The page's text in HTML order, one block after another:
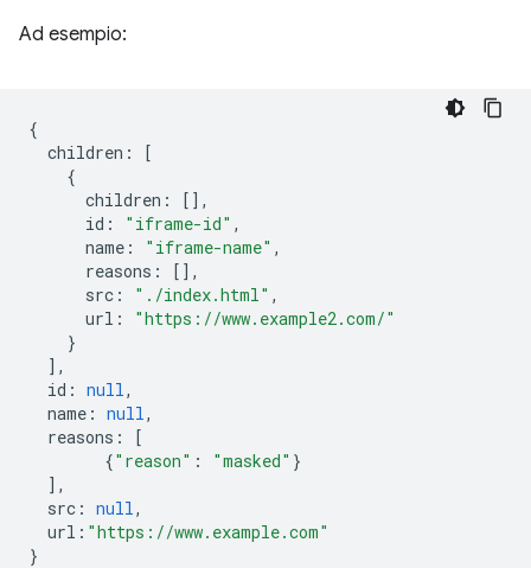
Ad esempio:
{
children :
[
{
children :
[],
id : "iframe-id" ,
name : "iframe-name" ,
reasons :
[],
src : "./index.html" ,
url :
"https://www.example2.com/"
}
],
id : null,
name : null,
reasons :
[
{"reason" : "masked" }
],
src : null,
url : "https://www.example.com"
}